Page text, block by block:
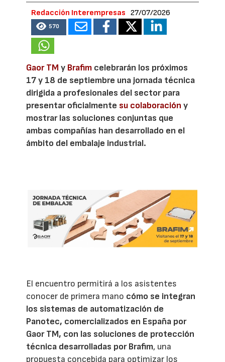
Redacción Interempresas 27/07/2026
570
Gaor TM y Brafim celebrarán los próximos
17 y 18 de septiembre una jornada técnica
dirigida a profesionales del sector para
presentar oficialmente su colaboración y
mostrar las soluciones conjuntas que
ambas compañías han desarrollado en el
ámbito del embalaje industrial.
El encuentro permitirá a los asistentes
conocer de primera mano cómo se integran
los sistemas de automatización de
Panotec, comercializados en España por
Gaor TM, con las soluciones de protección
técnica desarrolladas por Brafim, una
propuesta concebida para optimizar los